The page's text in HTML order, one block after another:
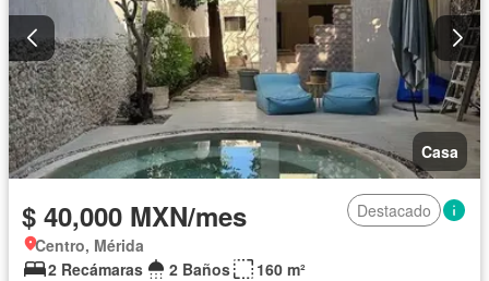
Casa
$ 40,000 MXN/mes
Destacado
Centro, Mérida
2 Recámaras
2 Baños
160 m²